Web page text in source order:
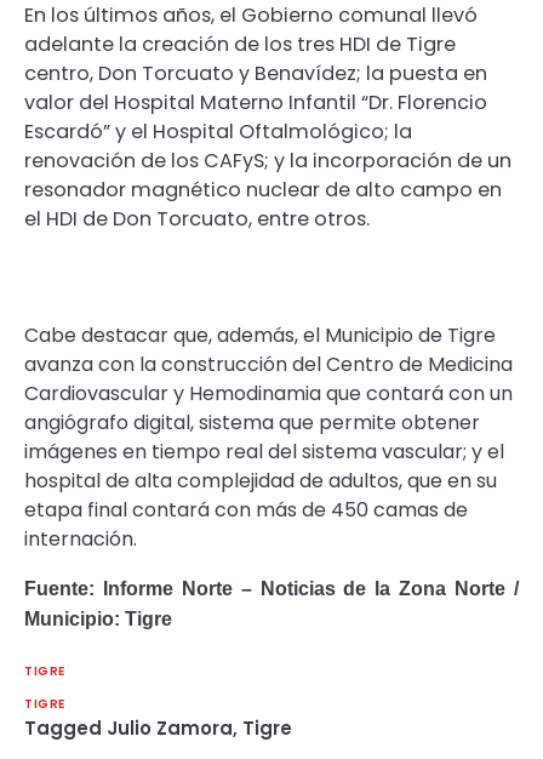
En los últimos años, el Gobierno comunal llevó
adelante la creación de los tres HDI de Tigre
centro, Don Torcuato y Benavídez; la puesta en
valor del Hospital Materno Infantil “Dr. Florencio
Escardó” y el Hospital Oftalmológico; la
renovación de los CAFyS; y la incorporación de un
resonador magnético nuclear de alto campo en
el HDI de Don Torcuato, entre otros.
Cabe destacar que, además, el Municipio de Tigre
avanza con la construcción del Centro de Medicina
Cardiovascular y Hemodinamia que contará con un
angiógrafo digital, sistema que permite obtener
imágenes en tiempo real del sistema vascular; y el
hospital de alta complejidad de adultos, que en su
etapa final contará con más de 450 camas de
internación.
Fuente: Informe Norte – Noticias de la Zona Norte /
Municipio: Tigre
TIGRE
TIGRE
Tagged Julio Zamora, Tigre